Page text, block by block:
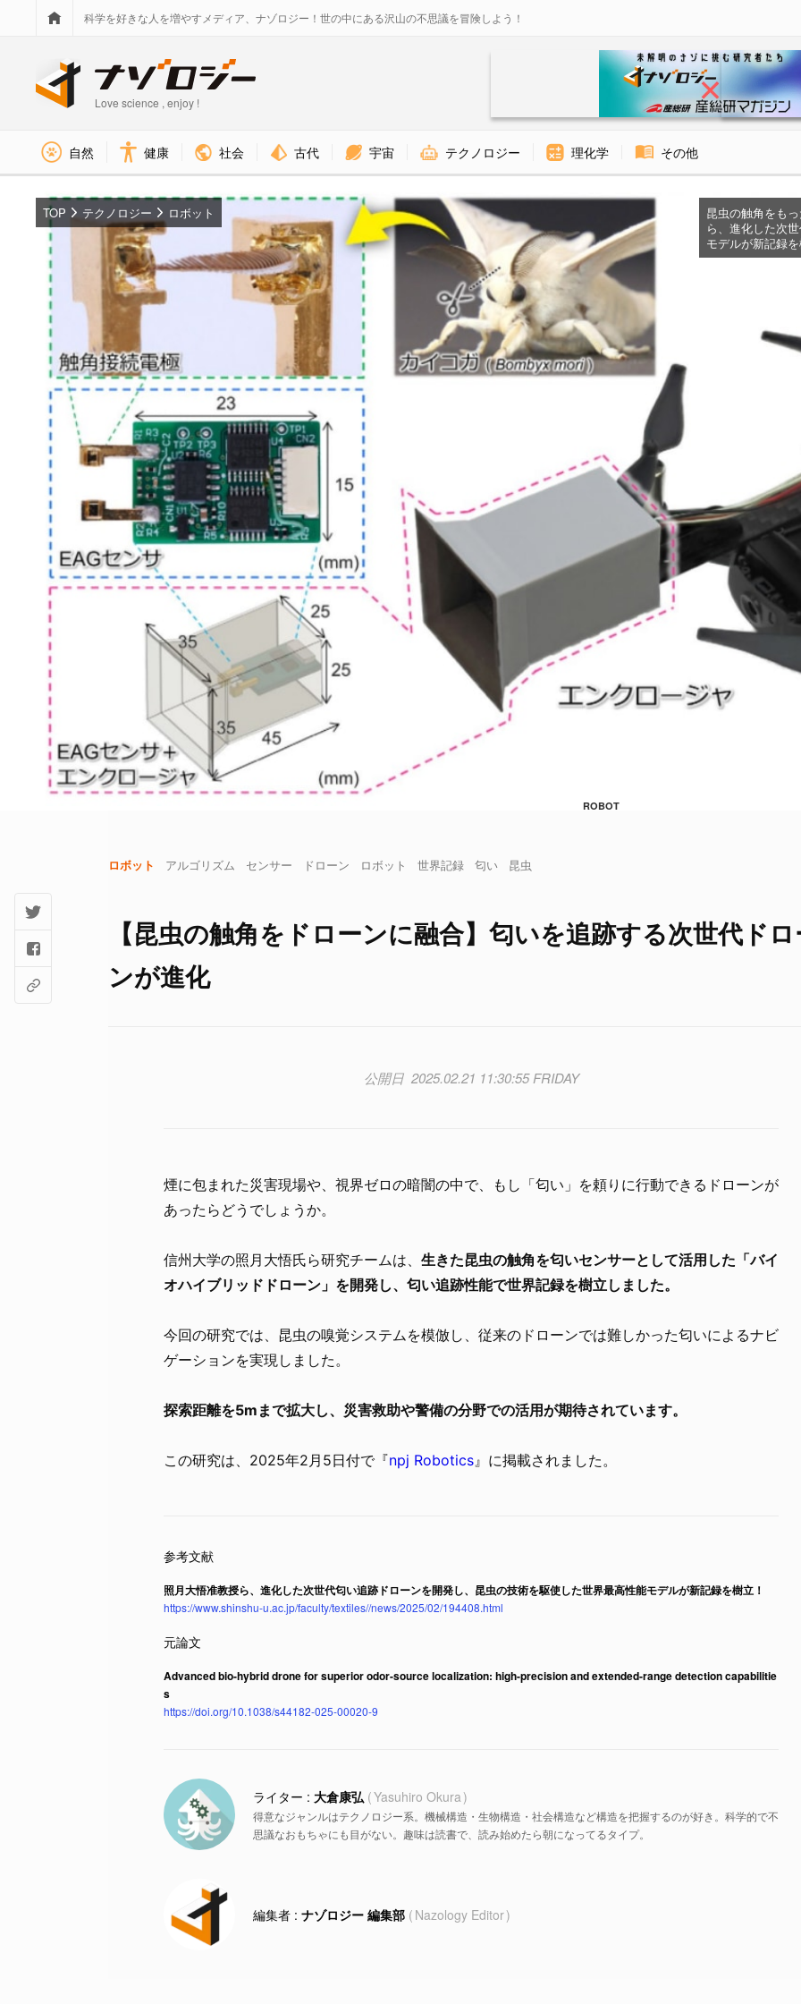
科学を好きな人を増やすメディア、ナゾロジー！世の中にある沢山の不思議を冒険しよう！
Love science , enjoy !
自然 健康 社会 古代 宇宙 テクノロジー 理化学 その他
昆虫の触角をも
ら、進化した次
モデルが新記録
ROBOT
TOP テクノロジー ロボット
ロボット アルゴリズム センサー ドローン ロボット 世界記録 匂い 昆虫
【昆虫の触角をドローンに融合】匂いを追跡する次世代ド
ンが進化
2025.02.21 11:30:55 FRIDAY
煙に包まれた災害現場や、視界ゼロの暗闇の中で、もし「匂い」を頼りに行動できるドローンが
あったらどうでしょうか。
信州大学の照月大悟氏ら研究チームは、 生きた昆虫の触角を匂いセンサーとして活用した「バイ
オハイブリッドドローン」を開発し、匂い追跡性能で世界記録を樹立しました。
今回の研究では、昆虫の嗅覚システムを模倣し、従来のドローンでは難しかった匂いによるナビ
ゲーションを実現しました。
探索距離を5mまで拡大し、災害救助や警備の分野での活用が期待されています。
この研究は、2025年2月5日付で『npj Robotics 』に掲載されました。
照月大悟准教授ら、進化した次世代匂い追跡ドローンを開発し、昆虫の技術を駆使した世界最高性能モデルが新記録を樹立！
https://www.shinshu-u.ac.jp/faculty/textiles//news/2025/02/194408.html
Advanced bio-hybrid drone for superior odor-source localization: high-precision and extended-range detection capabilitie
s
https://doi.org/10.1038/s44182-025-00020-9
大倉康弘 Yasuhiro Okura
得意なジャンルはテクノロジー系。機械構造・生物構造・社会構造など構造を把握するのが好き。科学的で不
思議なおもちゃにも目がない。趣味は読書で、読み始めたら朝になってるタイプ。
ナゾロジー 編集部 Nazology Editor